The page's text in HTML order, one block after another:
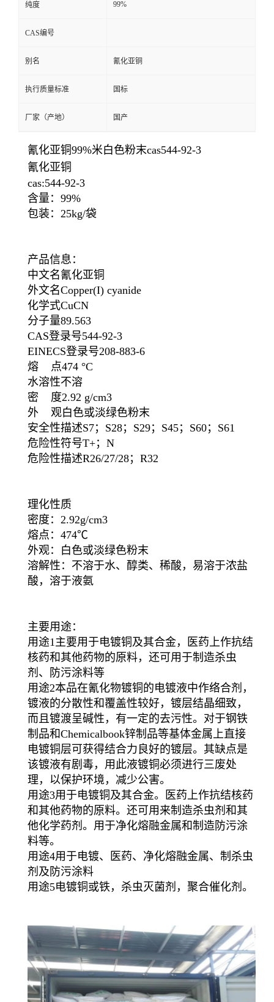
纯度 99%
CAS编号
别名 氰化亚铜
执行质量标准 国标
厂家（产地） 国产
氰化亚铜99%米白色粉末cas544-92-3
氰化亚铜
cas:544-92-3
含量：99%
包装：25kg/袋
产品信息：
中文名氰化亚铜
外文名Copper(I) cyanide
化学式CuCN
分子量89.563
CAS登录号544-92-3
EINECS登录号208-883-6
熔 点474 °C
水溶性不溶
密 度2.92 g/cm3
外 观白色或淡绿色粉末
安全性描述S7；S28；S29；S45；S60；S61
危险性符号T+；N
危险性描述R26/27/28；R32
理化性质
密度：2.92g/cm3
熔点：474℃
外观：白色或淡绿色粉末
溶解性：不溶于水、醇类、稀酸，易溶于浓盐
酸，溶于液氨
主要用途：
用途1主要用于电镀铜及其合金，医药上作抗结
核药和其他药物的原料，还可用于制造杀虫
剂、防污涂料等
用途2本品在氰化物镀铜的电镀液中作络合剂，
镀液的分散性和覆盖性较好，镀层结晶细致，
而且镀渡呈碱性，有一定的去污性。对于钢铁
制品和Chemicalbook锌制品等基体金属上直接
电镀铜层可获得结合力良好的镀层。其缺点是
该镀液有剧毒，用此液镀铜必须进行三废处
理，以保护环境，减少公害。
用途3用于电镀铜及其合金。医药上作抗结核药
和其他药物的原料。还可用来制造杀虫剂和其
他化学药剂。用于净化熔融金属和制造防污涂
料等。
用途4用于电镀、医药、净化熔融金属、制杀虫
剂及防污涂料
用途5电镀铜或铁，杀虫灭菌剂，聚合催化剂。